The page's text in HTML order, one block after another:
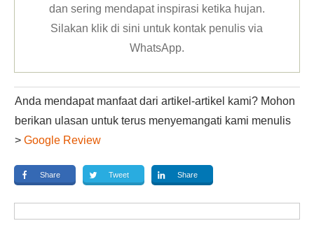
dan sering mendapat inspirasi ketika hujan.
Silakan klikdi sini untuk kontak penulis via
WhatsApp.
Anda mendapat manfaat dari artikel-artikel kami? Mohon
berikan ulasan untuk terus menyemangati kami menulis
> Google Review
Share Tweet Share